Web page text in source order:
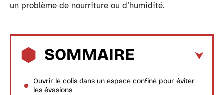
un problème de nourriture ou d’humidité.
SOMMAIRE
Ouvrir le colis dans un espace confiné pour éviter
les évasions